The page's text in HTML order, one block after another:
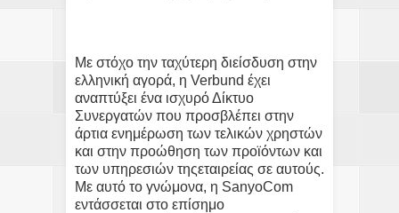
Με στόχο την ταχύτερη διείσδυση στην
ελληνική αγορά, η Verbund έχει
αναπτύξει ένα ισχυρό Δίκτυο
Συνεργατών που προσβλέπει στην
άρτια ενημέρωση των τελικών χρηστών
και στην προώθηση των προϊόντων και
των υπηρεσιών τηςεταιρείας σε αυτούς.
Με αυτό το γνώμονα, η SanyoCom
εντάσσεται στο επίσημο